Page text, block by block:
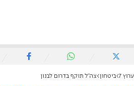
ערוץ 7 ביטחון צה"ל תוקף בדרום לבנון